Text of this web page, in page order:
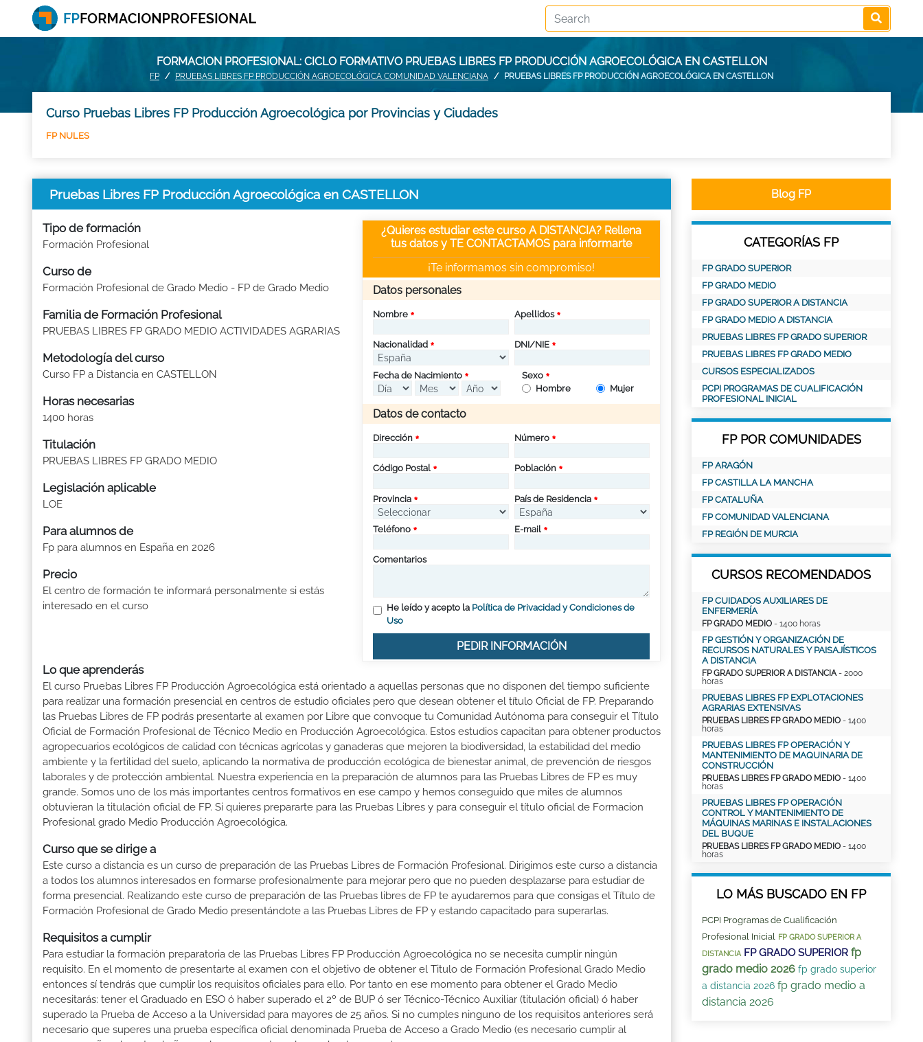
FORMACION PROFESIONAL: CICLO FORMATIVO PRUEBAS LIBRES FP PRODUCCIÓN AGROECOLÓGICA EN CASTELLON
FP PRUEBAS LIBRES FP PRODUCCIÓN AGROECOLÓGICA COMUNIDAD VALENCIANA PRUEBAS LIBRES FP PRODUCCIÓN AGROECOLÓGICA EN CASTELLON
Curso Pruebas Libres FP Producción Agroecológica por Provincias y Ciudades
FP NULES
Pruebas Libres FP Producción Agroecológica en CASTELLON
Tipo de formación
Formación Profesional
Curso de
Formación Profesional de Grado Medio - FP de Grado Medio
Familia de Formación Profesional
PRUEBAS LIBRES FP GRADO MEDIO ACTIVIDADES AGRARIAS
Metodología del curso
Curso FP a Distancia en CASTELLON
Horas necesarias
1400 horas
Titulación
PRUEBAS LIBRES FP GRADO MEDIO
Legislación aplicable
LOE
Para alumnos de
Fp para alumnos en España en 2026
Precio
El centro de formación te informará personalmente si estás
interesado en el curso
¿Quieres estudiar este curso A DISTANCIA? Rellena
tus datos y TE CONTACTAMOS para informarte
¡Te informamos sin compromiso!
Datos personales
Nombre Apellidos
Nacionalidad DNI/NIE
Fecha de Nacimiento
Sexo
Hombre
Mujer
Datos de contacto
Dirección Número
Código Postal Población
Provincia País de Residencia
Teléfono E-mail
Comentarios
He leído y acepto la Política de Privacidad y Condiciones de
Uso
PEDIR INFORMACIÓN
Lo que aprenderás
El curso Pruebas Libres FP Producción Agroecológica está orientado a aquellas personas que no disponen del tiempo suficiente
para realizar una formación presencial en centros de estudio oficiales pero que desean obtener el título Oficial de FP. Preparando
las Pruebas Libres de FP podrás presentarte al examen por Libre que convoque tu Comunidad Autónoma para conseguir el Título
Oficial de Formación Profesional de Técnico Medio en Producción Agroecológica. Estos estudios capacitan para obtener productos
agropecuarios ecológicos de calidad con técnicas agrícolas y ganaderas que mejoren la biodiversidad, la estabilidad del medio
ambiente y la fertilidad del suelo, aplicando la normativa de producción ecológica de bienestar animal, de prevención de riesgos
laborales y de protección ambiental. Nuestra experiencia en la preparación de alumnos para las Pruebas Libres de FP es muy
grande. Somos uno de los más importantes centros formativos en ese campo y hemos conseguido que miles de alumnos
obtuvieran la titulación oficial de FP. Si quieres prepararte para las Pruebas Libres y para conseguir el título oficial de Formacion
Profesional grado Medio Producción Agroecológica.
Curso que se dirige a
Este curso a distancia es un curso de preparación de las Pruebas Libres de Formación Profesional. Dirigimos este curso a distancia
a todos los alumnos interesados en formarse profesionalmente para mejorar pero que no pueden desplazarse para estudiar de
forma presencial. Realizando este curso de preparación de las Pruebas libres de FP te ayudaremos para que consigas el Título de
Formación Profesional de Grado Medio presentándote a las Pruebas Libres de FP y estando capacitado para superarlas.
Requisitos a cumplir
Para estudiar la formación preparatoria de las Pruebas Libres FP Producción Agroecológica no se necesita cumplir ningún
requisito. En el momento de presentarte al examen con el objetivo de obtener el Titulo de Formación Profesional Grado Medio
entonces sí tendrás que cumplir los requisitos oficiales para ello. Por tanto en ese momento para obtener el Grado Medio
necesitarás: tener el Graduado en ESO ó haber superado el 2º de BUP ó ser Técnico-Técnico Auxiliar (titulación oficial) ó haber
superado la Prueba de Acceso a la Universidad para mayores de 25 años. Si no cumples ninguno de los requisitos anteriores será
necesario que superes una prueba específica oficial denominada Prueba de Acceso a Grado Medio (es necesario cumplir al
Blog FP
CATEGORÍAS FP
FP GRADO SUPERIOR
FP GRADO MEDIO
FP GRADO SUPERIOR A DISTANCIA
FP GRADO MEDIO A DISTANCIA
PRUEBAS LIBRES FP GRADO SUPERIOR
PRUEBAS LIBRES FP GRADO MEDIO
CURSOS ESPECIALIZADOS
PCPI PROGRAMAS DE CUALIFICACIÓN
PROFESIONAL INICIAL
FP POR COMUNIDADES
FP ARAGÓN
FP CASTILLA LA MANCHA
FP CATALUÑA
FP COMUNIDAD VALENCIANA
FP REGIÓN DE MURCIA
CURSOS RECOMENDADOS
FP CUIDADOS AUXILIARES DE
ENFERMERÍA
FP GRADO MEDIO - 1400 horas
FP GESTIÓN Y ORGANIZACIÓN DE
RECURSOS NATURALES Y PAISAJÍSTICOS
A DISTANCIA
FP GRADO SUPERIOR A DISTANCIA- 2000
horas
PRUEBAS LIBRES FP EXPLOTACIONES
AGRARIAS EXTENSIVAS
PRUEBAS LIBRES FP GRADO MEDIO - 1400
horas
PRUEBAS LIBRES FP OPERACIÓN Y
MANTENIMIENTO DE MAQUINARIA DE
CONSTRUCCIÓN
PRUEBAS LIBRES FP GRADO MEDIO - 1400
horas
PRUEBAS LIBRES FP OPERACIÓN
CONTROL Y MANTENIMIENTO DE
MÁQUINAS MARINAS E INSTALACIONES
DEL BUQUE
PRUEBAS LIBRES FP GRADO MEDIO - 1400
horas
LO MÁS BUSCADO EN FP
PCPI Programas de Cualificación
Profesional Inicial FP GRADO SUPERIOR A
DISTANCIA FP GRADO SUPERIOR fp
grado medio 2026 fp grado superior
a distancia 2026 fp grado medio a
distancia 2026